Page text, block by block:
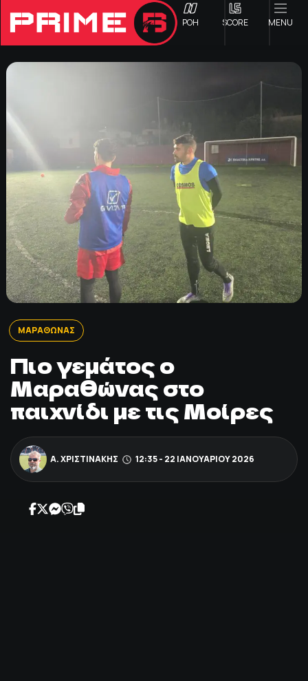
ΡΟΗ SCORE MENU
Γ ΕΘΝΙΚΗ
Α1 ΕΠΣΗ
Α2 ΕΠΣΗ
Β1 ΕΠΣΗ
Β2 ΕΠΣΗ
ΠΟΔΟΣΦΑΙΡΟ
ΑΛΛΑ ΣΠΟΡ
PRIME ZONE
ΕΠΙΚΑΙΡΟΤΗΤΑ
ΠΡΟΓΡΑΜΜΑ
ΒΑΘΜΟΛΟΓΙΕΣ
ΜΑΡΑΘΩΝΑΣ
Πιο γεμάτος ο
Μαραθώνας στο
παιχνίδι με τις Μοίρες
Α. ΧΡΙΣΤΙΝΆΚΗΣ 12:35 - 22 ΙΑΝΟΥΑΡΊΟΥ 2026